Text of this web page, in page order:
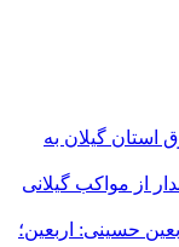
استان گیلان به
از مواکب گیلانی
حسینی: اربعین؛